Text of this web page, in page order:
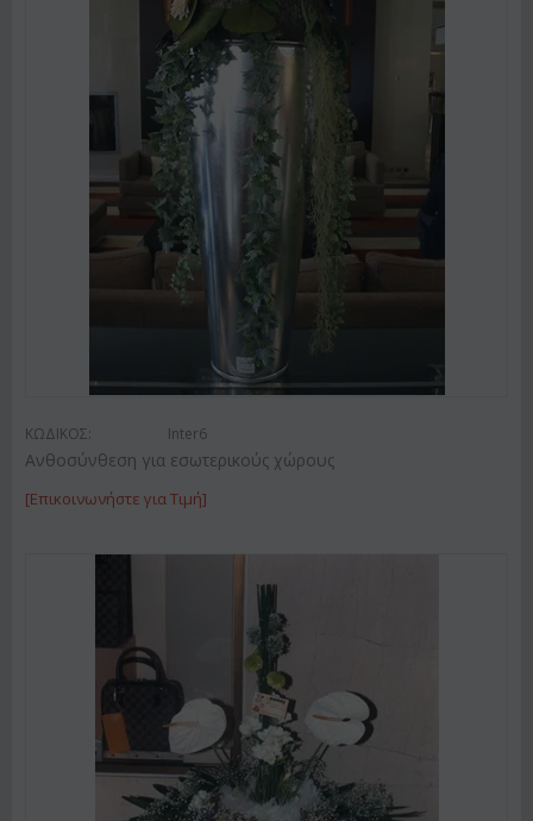
ΚΩΔΙΚΟΣ: Inter6
Ανθοσύνθεση για εσωτερικούς χώρους
[Επικοινωνήστε για Τιμή]